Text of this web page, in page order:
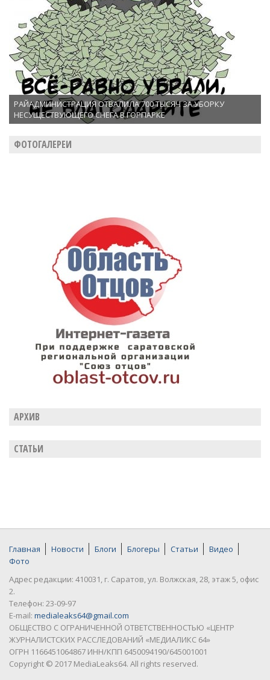
РАЙАДМИНИСТРАЦИЯ ОТВАЛИЛА 700 ТЫСЯЧ ЗА УБОРКУ
НЕСУЩЕСТВУЮЩЕГО СНЕГА В ГОРПАРКЕ
ФОТОГАЛЕРЕИ
АРХИВ
СТАТЬИ
Главная Новости Блоги Блогеры Статьи
Видео
Фото
Адрес редакции: 410031, г. Саратов, ул. Волжская, 28, этаж 5, офис
2.
Телефон: 23-09-97
E-mail: medialeaks64@gmail.com
ОБЩЕСТВО С ОГРАНИЧЕННОЙ ОТВЕТСТВЕННОСТЬЮ «ЦЕНТР
ЖУРНАЛИСТСКИХ РАССЛЕДОВАНИЙ «МЕДИАЛИКС 64»
ОГРН 1166451064867 ИНН/КПП 6450094190/645001001
Copyright © 2017 MediaLeaks64. All rights reserved.